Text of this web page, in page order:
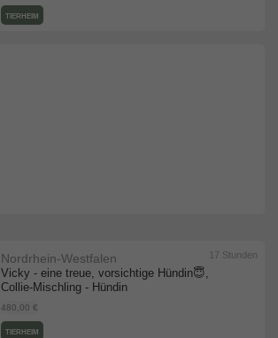
TIERHEIM
Vicky - eine treue, vorsichtige Hündin😇,
Collie-Mischling - Hündin
Nordrhein-Westfalen
480,00 €
17 Stunden
TIERHEIM